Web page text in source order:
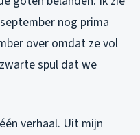
nog prima
over omdat ze vol
spul dat we
verhaal. Uit mijn